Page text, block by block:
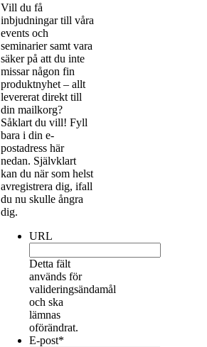
Vill du få
inbjudningar till våra
events och
seminarier samt vara
säker på att du inte
missar någon fin
produktnyhet – allt
levererat direkt till
din mailkorg?
Såklart du vill! Fyll
bara i din e-
postadress här
nedan. Självklart
kan du när som helst
avregistrera dig, ifall
du nu skulle ångra
dig.
URL
Detta fält
används för
valideringsändamål
och ska
lämnas
oförändrat.
E-post*